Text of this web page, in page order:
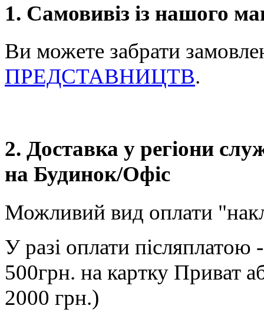
1. Самовивіз із нашого
Ви можете забрати
ПРЕДСТАВНИЦТВ.
2. Доставка у регіони
на Будинок/Офіс
Можливий вид оплати
У разі оплати післяплатою
500грн. на картку Приват
2000 грн.)